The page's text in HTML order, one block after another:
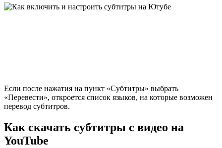
Если после нажатия на пункт «Субтитры» выбрать
«Перевести», откроется список языков, на которые возможен
перевод субтитров.
Как скачать субтитры c видео на
YouTube